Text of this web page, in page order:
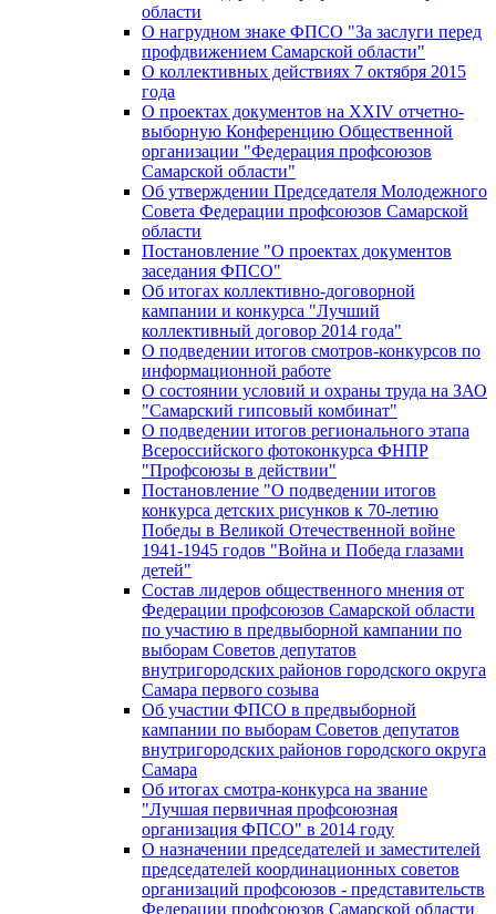
области
О нагрудном знаке ФПСО "За заслуги перед
профдвижением Самарской области"
О коллективных действиях 7 октября 2015
года
О проектах документов на XXIV отчетно-
выборную Конференцию Общественной
организации "Федерация профсоюзов
Самарской области"
Об утверждении Председателя Молодежного
Совета Федерации профсоюзов Самарской
области
Постановление "О проектах документов
заседания ФПСО"
Об итогах коллективно-договорной
кампании и конкурса "Лучший
коллективный договор 2014 года"
О подведении итогов смотров-конкурсов по
информационной работе
О состоянии условий и охраны труда на ЗАО
"Самарский гипсовый комбинат"
О подведении итогов регионального этапа
Всероссийского фотоконкурса ФНПР
"Профсоюзы в действии"
Постановление "О подведении итогов
конкурса детских рисунков к 70-летию
Победы в Великой Отечественной войне
1941-1945 годов "Война и Победа глазами
детей"
Состав лидеров общественного мнения от
Федерации профсоюзов Самарской области
по участию в предвыборной кампании по
выборам Советов депутатов
внутригородских районов городского округа
Самара первого созыва
Об участии ФПСО в предвыборной
кампании по выборам Советов депутатов
внутригородских районов городского округа
Самара
Об итогах смотра-конкурса на звание
"Лучшая первичная профсоюзная
организация ФПСО" в 2014 году
О назначении председателей и заместителей
председателей координационных советов
организаций профсоюзов - представительств
Федерации профсоюзов Самарской области